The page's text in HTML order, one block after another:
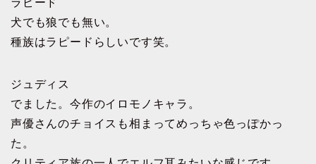
犬でも狼でも無い。
種族はラピードらしいです笑。
ジュディス
でました。今作のイロモノキャラ。
声優さんのチョイスも相まってめっちゃ色っぽかっ
た。